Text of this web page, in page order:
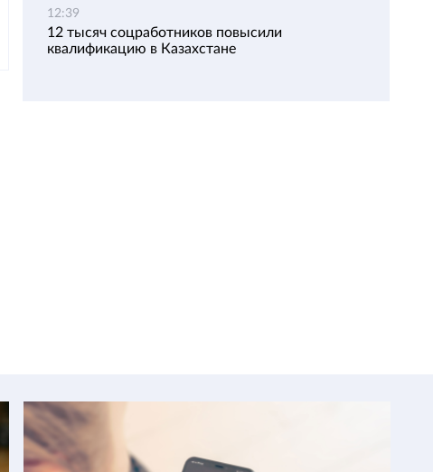
12:39
12 тысяч соцработников повысили
квалификацию в Казахстане